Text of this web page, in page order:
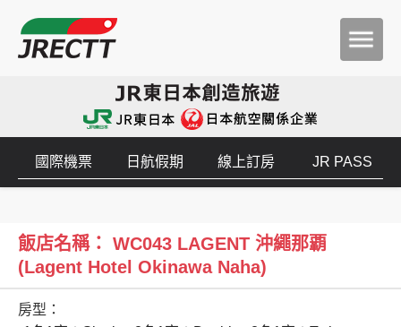
國際機票 日航假期 線上訂房 JR PASS
飯店名稱： WC043 LAGENT 沖繩那覇
(Lagent Hotel Okinawa Naha)
房型：